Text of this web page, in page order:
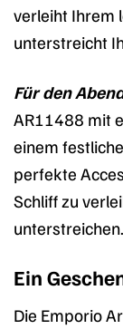
verleiht Ihrem
unterstreicht
Für den
AR11488 mit
einem
perfekte
Schliff zu
unterstreichen.
Ein
Die Emporio